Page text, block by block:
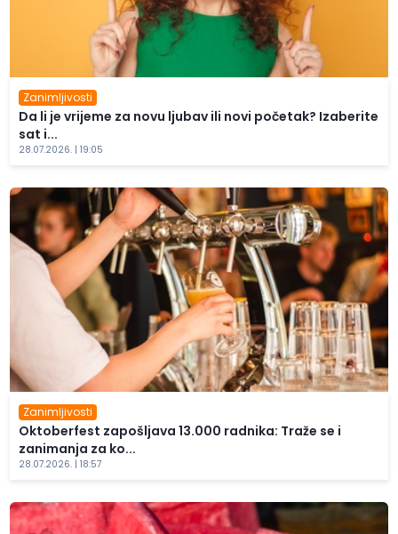
Zanimljivosti
Da li je vrijeme za novu ljubav ili novi početak? Izaberite
sat i...
28.07.2026. | 19:05
Zanimljivosti
Oktoberfest zapošljava 13.000 radnika: Traže se i
zanimanja za ko...
28.07.2026. | 18:57